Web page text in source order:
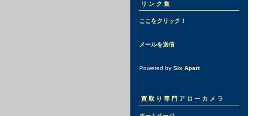
リンク集
ここをクリック！
メールを送信
Powered by Six Apart
買取り専門アローカメラ